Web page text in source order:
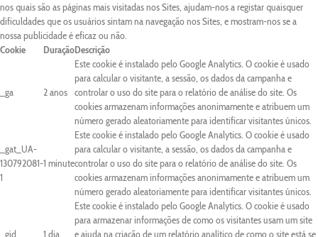
nos quais são as páginas mais visitadas nos Sites, ajudam-nos a registar quaisquer
dificuldades que os usuários sintam na navegação nos Sites, e mostram-nos se a
nossa publicidade é eficaz ou não.
Cookie
DuraçãoDescrição
_ga 2 anos
Este cookie é instalado pelo Google Analytics. O cookie é usado
para calcular o visitante, a sessão, os dados da campanha e
controlar o uso do site para o relatório de análise do site. Os
cookies armazenam informações anonimamente e atribuem um
número gerado aleatoriamente para identificar visitantes únicos.
_gat_UA-
130792081-
1
1 minute
Este cookie é instalado pelo Google Analytics. O cookie é usado
para calcular o visitante, a sessão, os dados da campanha e
controlar o uso do site para o relatório de análise do site. Os
cookies armazenam informações anonimamente e atribuem um
número gerado aleatoriamente para identificar visitantes únicos.
_gid 1 dia
Este cookie é instalado pelo Google Analytics. O cookie é usado
para armazenar informações de como os visitantes usam um site
e ajuda na criação de um relatório analítico de como o site está se